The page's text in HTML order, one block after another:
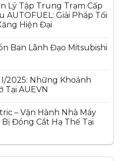
Lý Tập Trung Trạm Cấp
AUTOFUEL: Giải Pháp Tối
Hiện Đại
Ban Lãnh Đạo Mitsubishi
2025: Những Khoảnh
Tại AUEVN
– Vận Hành Nhà Máy
Đóng Cắt Hạ Thế Tại